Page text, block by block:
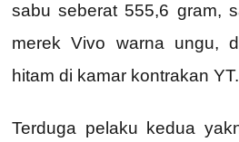
sabu seberat 555,6 gram,
merek Vivo warna ungu,
hitam di kamar kontrakan YT.
Terduga pelaku kedua